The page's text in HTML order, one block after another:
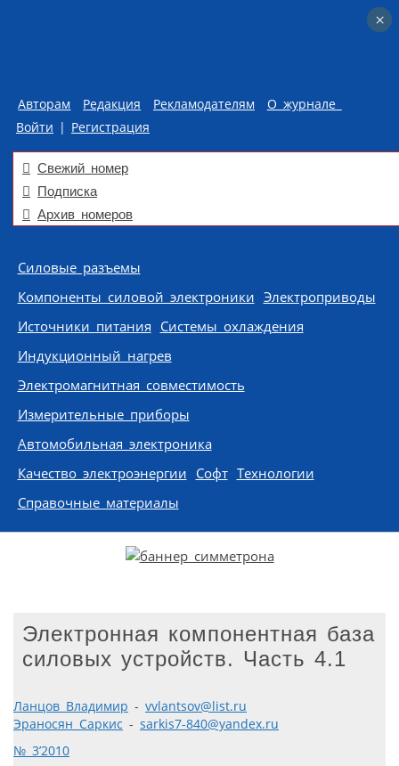
Авторам Редакция Рекламодателям
О журнале
Войти | Регистрация
Свежий номер
Подписка
Архив номеров
Skip to content
Силовые разъемы
Компоненты силовой электроники Электроприводы
Источники питания Системы охлаждения
Индукционный нагрев
Электромагнитная совместимость
Измерительные приборы
Автомобильная электроника
Качество электроэнергии Софт Технологии
Справочные материалы
Электронная компонентная база
силовых устройств. Часть 4.1
Ланцов Владимир - vvlantsov@list.ru
Эраносян Cаркис - sarkis7-840@yandex.ru
№ 3’2010
×
×